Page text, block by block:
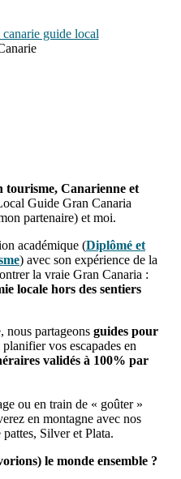
tourisme, Canarienne et
Guide Gran Canaria
partenaire) et moi.
académique (Diplômé et
) avec son expérience de la
la vraie Gran Canaria :
locale hors des sentiers
nous partageons guides pour
vos escapades en
validés à 100% par
ou en train de « goûter »
en montagne avec nos
Silver et Plata.
le monde ensemble ?